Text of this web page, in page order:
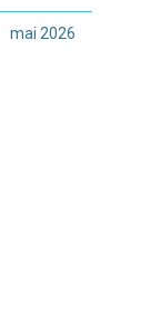
mai 2026